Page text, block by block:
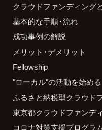
クラウドファンディング
基本的な手順・流れ
成功事例の解説
メリット・デメリット
Fellowship
"ローカル"の活動を始める
ふるさと納税型クラウド
東京都クラウドファンデ
コロナ対策支援プログラ